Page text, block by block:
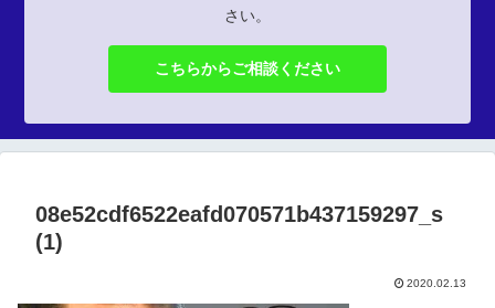
さい。
こちらからご相談ください
08e52cdf6522eafd070571b437159297_s
(1)
2020.02.13